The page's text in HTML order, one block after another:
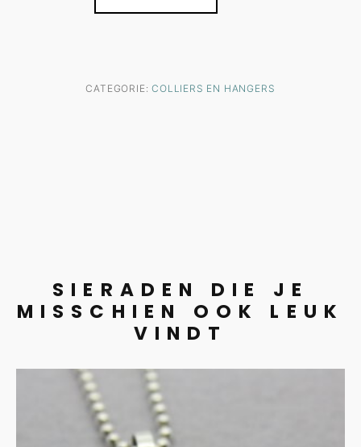
CATEGORIE:COLLIERS EN HANGERS
SIERADEN DIE JE
MISSCHIEN OOK LEUK
VINDT